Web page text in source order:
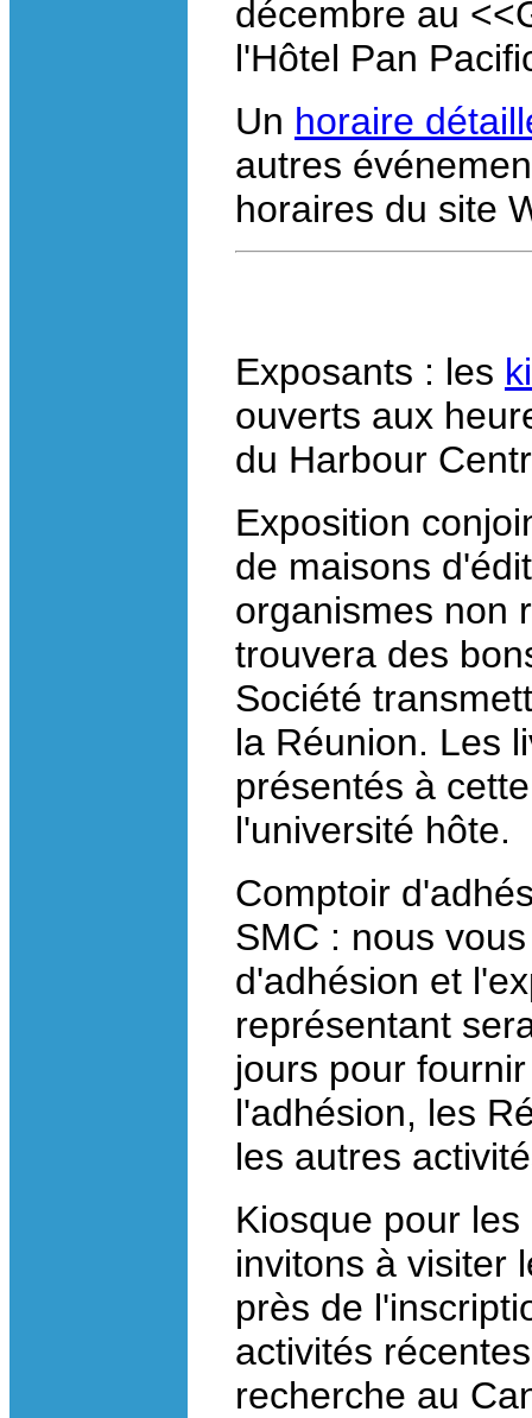
décembre au
l'Hôtel Pan
Un horaire
autres
horaires du site
Exposants : les
ouverts aux
du Harbour
Exposition
de maisons
organismes non
trouvera des
Société
la Réunion. Les
présentés à
l'université hôte.
Comptoir
SMC : nous
d'adhésion et
représentant
jours pour
l'adhésion, les
les autres
Kiosque pour
invitons à visiter
près de
activités
recherche au